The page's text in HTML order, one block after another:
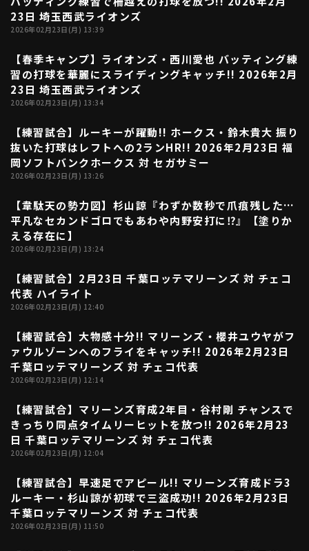
ファーム中地区
交流戦
北海道日本ハムファイターズ
東北楽天ゴールデンイーグルス
埼玉西武ライオンズ
千葉ロッテマリーンズ
オリックス・バファローズ
福岡ソフトバンクホークス
ニュース
設定
利用規約 プライバシーポリシー
運営会社 （別ウィンドウで開く） よくある質問
動画を検索（選手・チーム・プレー内容…）
23日 埼玉西武ライオンズ
2026年02月23日(月) 13:39
00:30
【春季キャンプ】ライオンズ・西川愛也 バッティング練
習の打球を華麗にスライディングキャッチ!! 2026年2月
23日 埼玉西武ライオンズ
2026年02月23日(月) 13:34
01:00
【練習試合】ルーキーが躍動!! ホークス・鈴木貴大 振り
抜いた打球はレフトへの2ランHR!! 2026年2月23日 福
岡ソフトバンクホークス 対 セガサミー
2026年02月23日(月) 13:26
04:41
【韋駄天の勢力図】杉山諒『わずか数秒で爪痕残した…
平凡なセカンドゴロでもあわや内野安打に⁉』【塗りか
える存在に】
2026年02月23日(月) 13:24
03:18
【練習試合】2月23日 千葉ロッテマリーンズ 対 チェコ
代表 ハイライト
2026年02月23日(月) 12:40
00:38
【練習試合】大物感十分!! マリーンズ・櫻井ユウヤがフ
ァウルゾーンへのフライをキャッチ!! 2026年2月23日
千葉ロッテマリーンズ 対 チェコ代表
2026年02月23日(月) 12:14
00:39
【練習試合】マリーンズ育成2年目・谷村剛 チャンスで
きっちり同点タイムリーヒットを放つ!! 2026年2月23
日 千葉ロッテマリーンズ 対 チェコ代表
2026年02月23日(月) 12:04
00:28
【練習試合】早速足でアピール!! マリーンズ育成ドラ3
ルーキー・杉山諒が初球で三盗成功!! 2026年2月23日
千葉ロッテマリーンズ 対 チェコ代表
2026年02月23日(月) 11:50